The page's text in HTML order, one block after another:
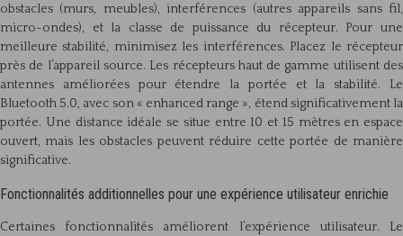
obstacles (murs, meubles), interférences (autres appareils sans fil,
micro-ondes), et la classe de puissance du récepteur. Pour une
meilleure stabilité, minimisez les interférences. Placez le récepteur
près de l’appareil source. Les récepteurs haut de gamme utilisent des
antennes améliorées pour étendre la portée et la stabilité. Le
Bluetooth 5.0, avec son « enhanced range », étend significativement la
portée. Une distance idéale se situe entre 10 et 15 mètres en espace
ouvert, mais les obstacles peuvent réduire cette portée de manière
significative.
Fonctionnalités additionnelles pour une expérience utilisateur enrichie
Certaines fonctionnalités améliorent l’expérience utilisateur. Le